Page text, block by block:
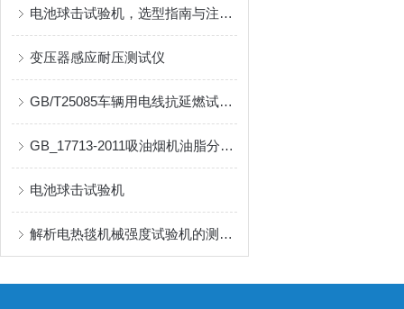
电池球击试验机，选型指南与注意事项
变压器感应耐压测试仪
GB/T25085车辆用电线抗延燃试验机
GB_17713-2011吸油烟机油脂分离度试验装置
电池球击试验机
解析电热毯机械强度试验机的测试标准与流程